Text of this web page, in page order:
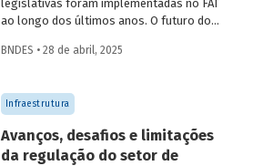
legislativas foram implementadas no FAT
ao longo dos últimos anos. O futuro do
– depende do que será feito a partir delas.
do BNDES 60.
BNDES • 28 de abril, 2025
Infraestrutura
Avanços, desafios e limitações
da regulação do setor de